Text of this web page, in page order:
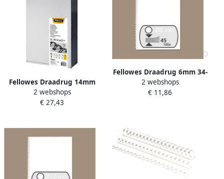
Fellowes Draadrug 14mm
34-rings A4 wit 100 stuks
2 webshops
€ 27,43
Fellowes Draadrug 6mm 34-
rings A4 wit 100 stuks
2 webshops
€ 11,86